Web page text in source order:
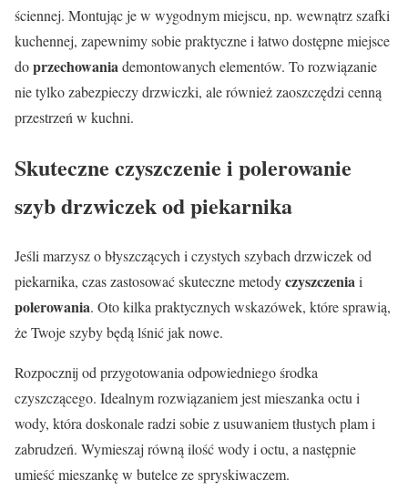
ściennej. Montując je w wygodnym miejscu, np. wewnątrz szafki
kuchennej, zapewnimy sobie praktyczne i łatwo dostępne miejsce
doprzechowaniademontowanych elementów. To rozwiązanie
nie tylko zabezpieczy drzwiczki, ale również zaoszczędzi cenną
przestrzeń w kuchni.
Skuteczne czyszczenie i polerowanie
szyb drzwiczek od piekarnika
Jeśli marzysz o błyszczących i czystych szybach drzwiczek od
piekarnika, czas zastosować skuteczne metodyczyszczenia i
polerowania. Oto kilka praktycznych wskazówek, które sprawią,
że Twoje szyby będą lśnić jak nowe.
Rozpocznij od przygotowania odpowiedniego środka
czyszczącego. Idealnym rozwiązaniem jest mieszanka octu i
wody, która doskonale radzi sobie z usuwaniem tłustych plam i
zabrudzeń. Wymieszaj równą ilość wody i octu, a następnie
umieść mieszankę w butelce ze spryskiwaczem.